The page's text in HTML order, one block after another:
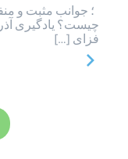
؛ جوانب مثبت و
چیست؟ یادگیری
فزای […]